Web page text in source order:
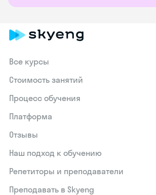
Все курсы
Стоимость занятий
Процесс обучения
Платформа
Отзывы
Наш подход к обучению
Репетиторы и преподаватели
Преподавать в Skyeng